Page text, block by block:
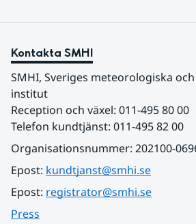
Kontakta SMHI
SMHI, Sveriges meteorologiska
institut
Reception och växel: 011-495 80 00
Telefon kundtjänst: 011-495 82 00
Organisationsnummer: 202100-
Epost: kundtjanst@smhi.se
Epost: registrator@smhi.se
Press